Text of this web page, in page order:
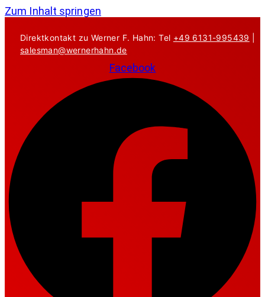
Zum Inhalt springen
Direktkontakt zu Werner F. Hahn: Tel +49 6131-995439
salesman@wernerhahn.de
Facebook